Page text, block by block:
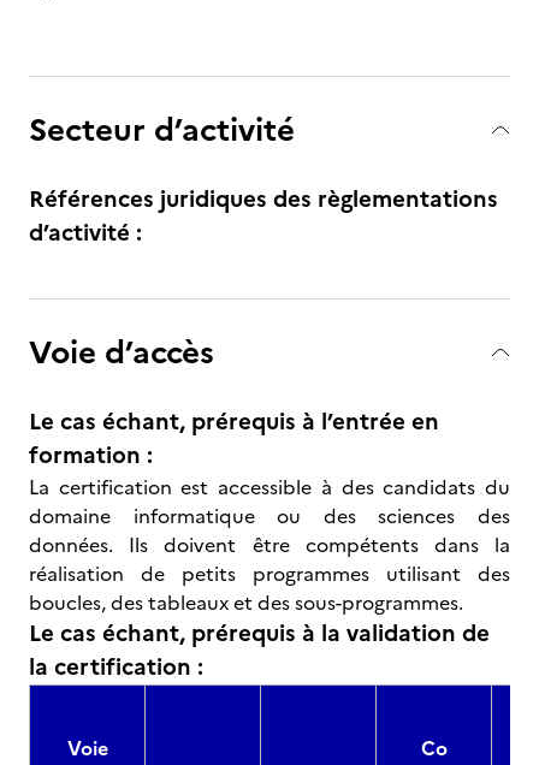
Secteur d’activité
Références juridiques des règlementations
d’activité :
Voie d’accès
Le cas échant, prérequis à l’entrée en
formation :
La certification est accessible à des candidats du
domaine informatique ou des sciences des
données. Ils doivent être compétents dans la
réalisation de petits programmes utilisant des
boucles, des tableaux et des sous-programmes.
Le cas échant, prérequis à la validation de
la certification :
Voie
Co